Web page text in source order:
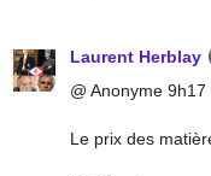
Laurent Herblay
@ Anonyme 9h17
Le prix des